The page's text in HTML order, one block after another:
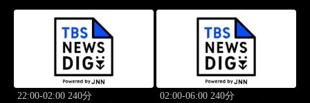
22:00-02:00 240分 02:00-06:00 240分